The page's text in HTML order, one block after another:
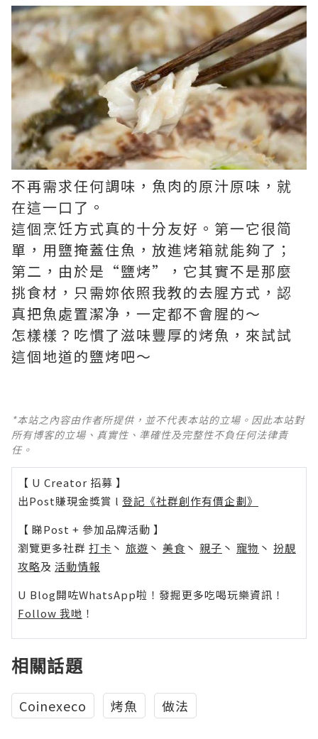
不再需求任何調味，魚肉的原汁原味，就
在這一口了。
這個烹饪方式真的十分友好。第一它很简
單，用鹽掩蓋住魚，放進烤箱就能夠了；
第二，由於是“鹽烤”，它其實不是那麼
挑食材，只需妳依照我教的去腥方式，認
真把魚處置潔净，一定都不會腥的～
怎樣樣？吃慣了滋味豐厚的烤魚，來試試
這個地道的鹽烤吧～
*本站之內容由作者所提供，並不代表本站的立場。因此本站對
所有博客的立場、真實性、準確性及完整性不負任何法律責
任。
【 U Creator 招募 】
出Post賺現金獎賞 l 登記《社群創作有價企劃》
【 睇Post + 參加品牌活動 】
瀏覽更多社群 打卡 丶 旅遊 丶 美食 丶 親子 丶 寵物 丶 扮靚
攻略及 活動情報
U Blog開咗WhatsApp啦！發掘更多吃喝玩樂資訊！
Follow 我哋 ！
相關話題
Coinexeco 烤魚 做法